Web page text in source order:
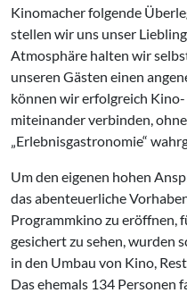
Kinomacher folgende
stellen wir uns unser
Atmosphäre halten wir
unseren Gästen einen
können wir erfolgreich
miteinander verbinden,
„Erlebnisgastronomie“
Um den eigenen hohen
das abenteuerliche
Programmkino zu eröffnen,
gesichert zu sehen, wurden
in den Umbau von Kino,
Das ehemals 134 Personen